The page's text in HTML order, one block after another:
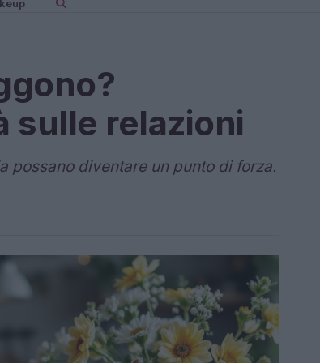
sulle relazioni
possano diventare un punto di forza.